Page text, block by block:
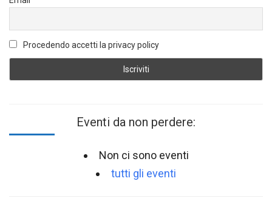
Procedendo accetti la privacy policy
Eventi da non perdere:
Non ci sono eventi
tutti gli eventi